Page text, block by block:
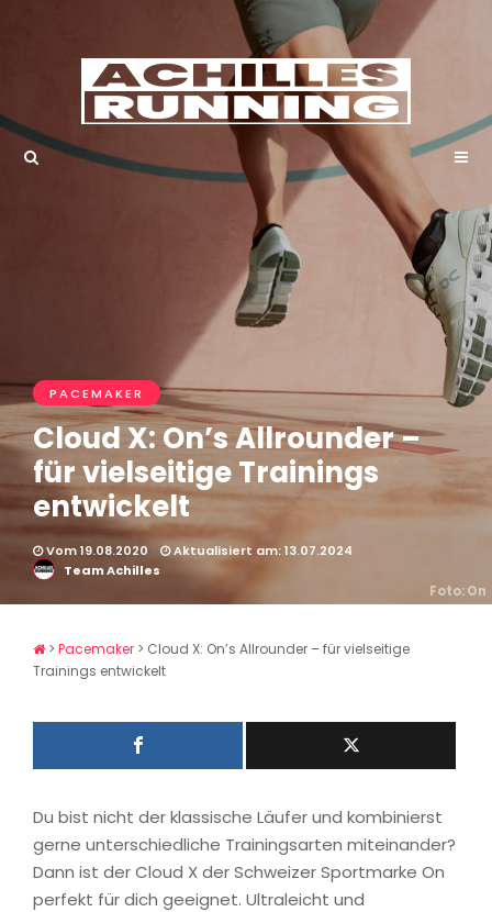
PACEMAKER
Cloud X: On’s Allrounder –
für vielseitige Trainings
entwickelt
Vom 19.08.2020
Aktualisiert am: 13.07.2024
Team Achilles
Foto: On
> Pacemaker > Cloud X: On’s Allrounder – für vielseitige
Trainings entwickelt
Du bist nicht der klassische Läufer und kombinierst
gerne unterschiedliche Trainingsarten miteinander?
Dann ist der Cloud X der Schweizer Sportmarke On
perfekt für dich geeignet. Ultraleicht und